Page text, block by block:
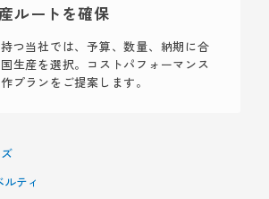
ルートを確保
つ当社では、予算、数量、納期に合
生産を選択。コストパフォーマンス
プランをご提案します。
ティ